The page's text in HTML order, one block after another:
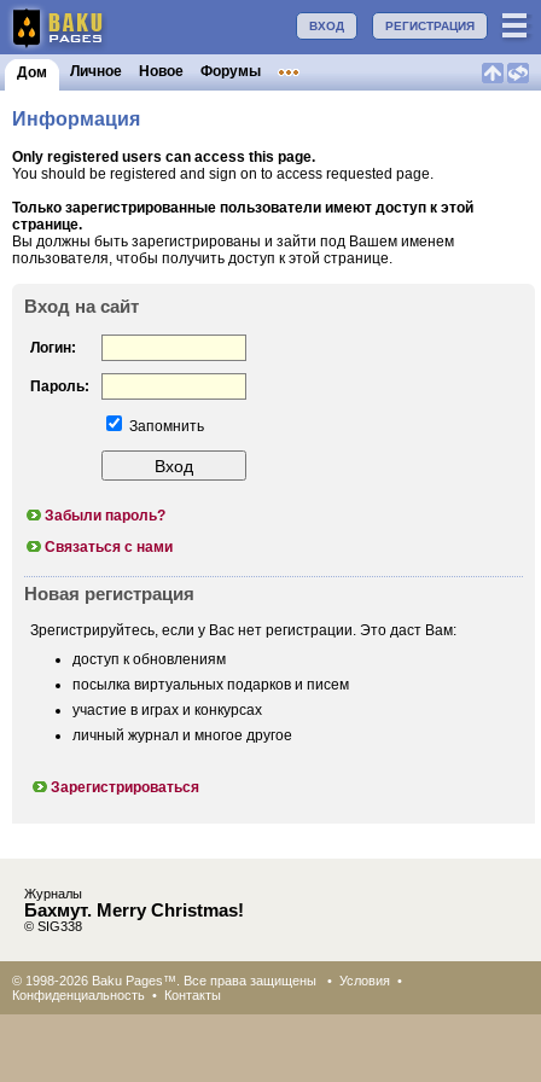
РЕГИСТРАЦИЯ
ВХОД
Дом Личное Новое Форумы
Информация
Only registered users can access this page.
You should be registered and sign on to access requested page.
Только зарегистрированные пользователи имеют доступ к этой
странице.
Вы должны быть зарегистрированы и зайти под Вашем именем
пользователя, чтобы получить доступ к этой странице.
Вход на сайт
Логин:
Пароль:
Запомнить
Забыли пароль?
Связаться с нами
Новая регистрация
Зрегистрируйтесь, если у Вас нет регистрации. Это даст Вам:
доступ к обновлениям
посылка виртуальных подарков и писем
участие в играх и конкурсах
личный журнал и многое другое
Зарегистрироваться
Журналы
Бахмут. Merry Christmas!
© SIG338
© 1998-2026 Baku Pages™. Все права защищены • Условия •
Конфиденциальность • Контакты